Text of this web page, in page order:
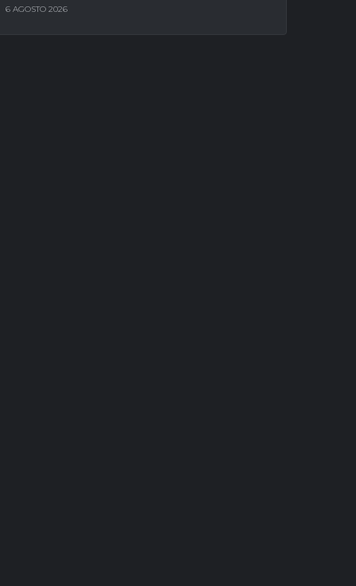
6 AGOSTO 2026